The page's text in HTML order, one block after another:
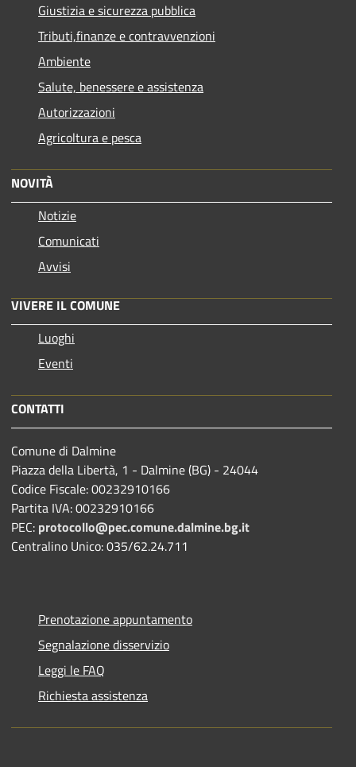
Giustizia e sicurezza pubblica
Tributi,finanze e contravvenzioni
Ambiente
Salute, benessere e assistenza
Autorizzazioni
Agricoltura e pesca
NOVITÀ
Notizie
Comunicati
Avvisi
VIVERE IL COMUNE
Luoghi
Eventi
CONTATTI
Comune di Dalmine
Piazza della Libertà, 1 - Dalmine (BG) - 24044
Codice Fiscale: 00232910166
Partita IVA: 00232910166
PEC: protocollo@pec.comune.dalmine.bg.it
Centralino Unico: 035/62.24.711
Prenotazione appuntamento
Segnalazione disservizio
Leggi le FAQ
Richiesta assistenza